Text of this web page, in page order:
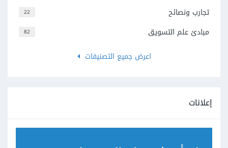
22 تجارب ونصائح
82
مبادئ علم التسويق
اعرض جميع التصنيفات
إعلانات